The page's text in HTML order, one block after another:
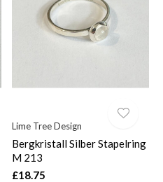
Lime Tree Design
Bergkristall Silber Stapelring
M 213
£18.75